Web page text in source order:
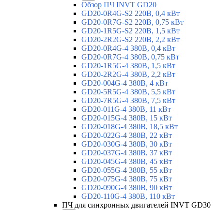
Обзор ПЧ INVT GD20
GD20-0R4G-S2 220В, 0,4 кВт
GD20-0R7G-S2 220В, 0,75 кВт
GD20-1R5G-S2 220В, 1,5 кВт
GD20-2R2G-S2 220В, 2,2 кВт
GD20-0R4G-4 380В, 0,4 кВт
GD20-0R7G-4 380В, 0,75 кВт
GD20-1R5G-4 380В, 1,5 кВт
GD20-2R2G-4 380В, 2,2 кВт
GD20-004G-4 380В, 4 кВт
GD20-5R5G-4 380В, 5,5 кВт
GD20-7R5G-4 380В, 7,5 кВт
GD20-011G-4 380В, 11 кВт
GD20-015G-4 380В, 15 кВт
GD20-018G-4 380В, 18,5 кВт
GD20-022G-4 380В, 22 кВт
GD20-030G-4 380В, 30 кВт
GD20-037G-4 380В, 37 кВт
GD20-045G-4 380В, 45 кВт
GD20-055G-4 380В, 55 кВт
GD20-075G-4 380В, 75 кВт
GD20-090G-4 380В, 90 кВт
GD20-110G-4 380В, 110 кВт
ПЧ для синхронных двигателей INVT GD30